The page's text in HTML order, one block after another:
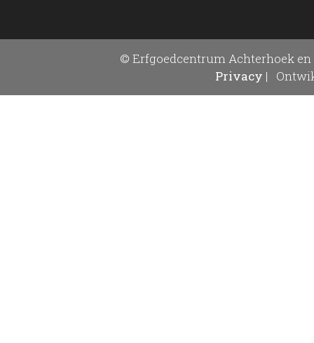
© Erfgoedcentrum Achterhoek en
Privacy |